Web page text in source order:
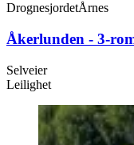
DrognesjordetÅrnes
Åkerlunden - 3-
Selveier
Leilighet